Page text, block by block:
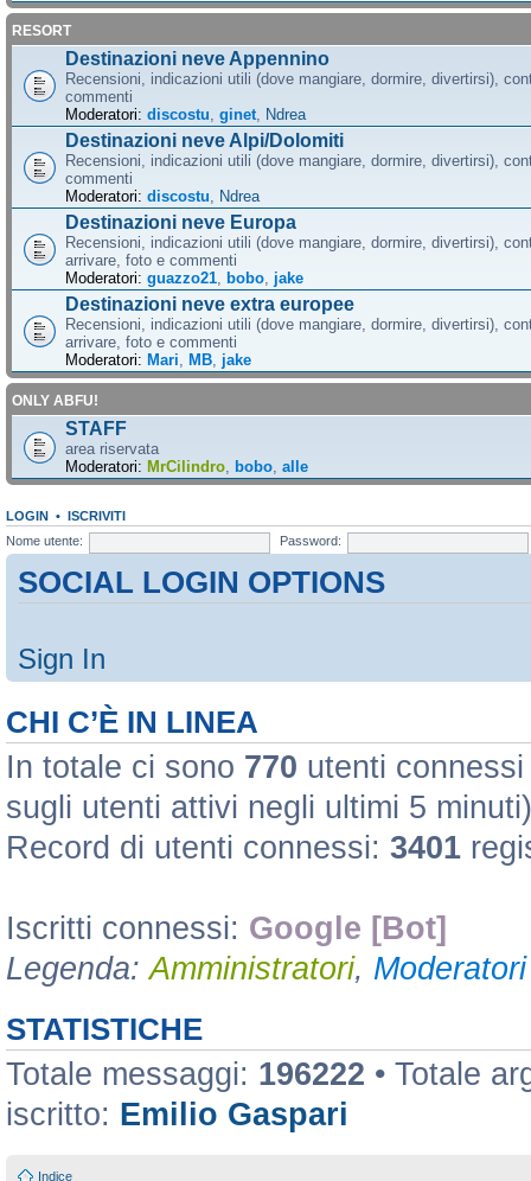
RESORT
Destinazioni neve Appennino
Recensioni, indicazioni utili (dove mangiare, dormire, divertirsi),
commenti
Moderatori: discostu ginet Ndrea
Destinazioni neve Alpi/Dolomiti
Recensioni, indicazioni utili (dove mangiare, dormire, divertirsi),
commenti
Moderatori: discostu Ndrea
Destinazioni neve Europa
Recensioni, indicazioni utili (dove mangiare, dormire, divertirsi),
arrivare, foto e commenti
Moderatori: guazzo21 bobo jake
Destinazioni neve extra europee
Recensioni, indicazioni utili (dove mangiare, dormire, divertirsi),
arrivare, foto e commenti
Moderatori: Mari MB jake
ONLY ABFU!
STAFF
area riservata
Moderatori: MrCilindro bobo alle
LOGIN • ISCRIVITI
Nome utente:
Password:
SOCIAL LOGIN OPTIONS
Sign In
CHI C’È IN LINEA
In totale ci sono 770 utenti
sugli utenti attivi negli ultimi 5 minuti)
Record di utenti connessi: 3401
Iscritti connessi: Google [Bot]
Legenda:Amministratori,
STATISTICHE
Totale messaggi: 196222 • Totale
iscritto: Emilio Gaspari
Indice